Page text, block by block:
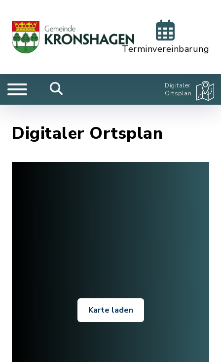
Terminvereinbarung
Digitaler
Ortsplan
Digitaler Ortsplan
Karte laden